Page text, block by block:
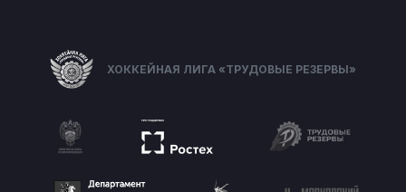
ХОККЕЙНАЯ ЛИГА «ТРУДОВЫЕ РЕЗЕРВЫ»